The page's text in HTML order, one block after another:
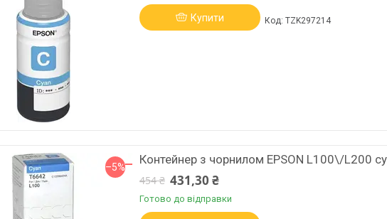
Купити TZK297214
–5%
Контейнер з чорнилом EPSON L100\/L200
454 ₴ 431,30 ₴
Готово до відправки